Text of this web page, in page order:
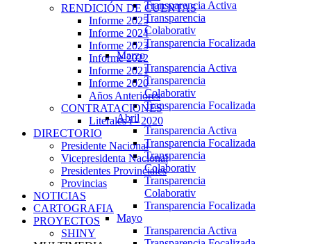
Transparencia Activa
Transparencia
Colaborativ
Transparencia Focalizada
Marzo
Transparencia Activa
Transparencia
Colaborativ
Transparencia Focalizada
Abril
Transparencia Activa
Transparencia Focalizada
Transparencia
Colaborativ
Transparencia
Colaborativ
Transparencia Focalizada
Mayo
Transparencia Activa
RENDICIÓN DE CUENTAS
Informe 2025
Informe 2024
Informe 2023
Informe 2022
Informe 2021
Informe 2020
Años Anteriores
CONTRATACIONES
Literales i - 2020
DIRECTORIO
Presidente Nacional
Vicepresidenta Nacional
Presidentes Provinciales
Provincias
NOTICIAS
CARTOGRAFIA
PROYECTOS
SHINY